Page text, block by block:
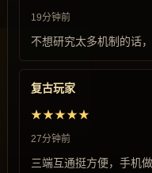
19分钟前
不想研究太多机制的话
复古玩家
★★★★★
27分钟前
三端互通挺方便，手机